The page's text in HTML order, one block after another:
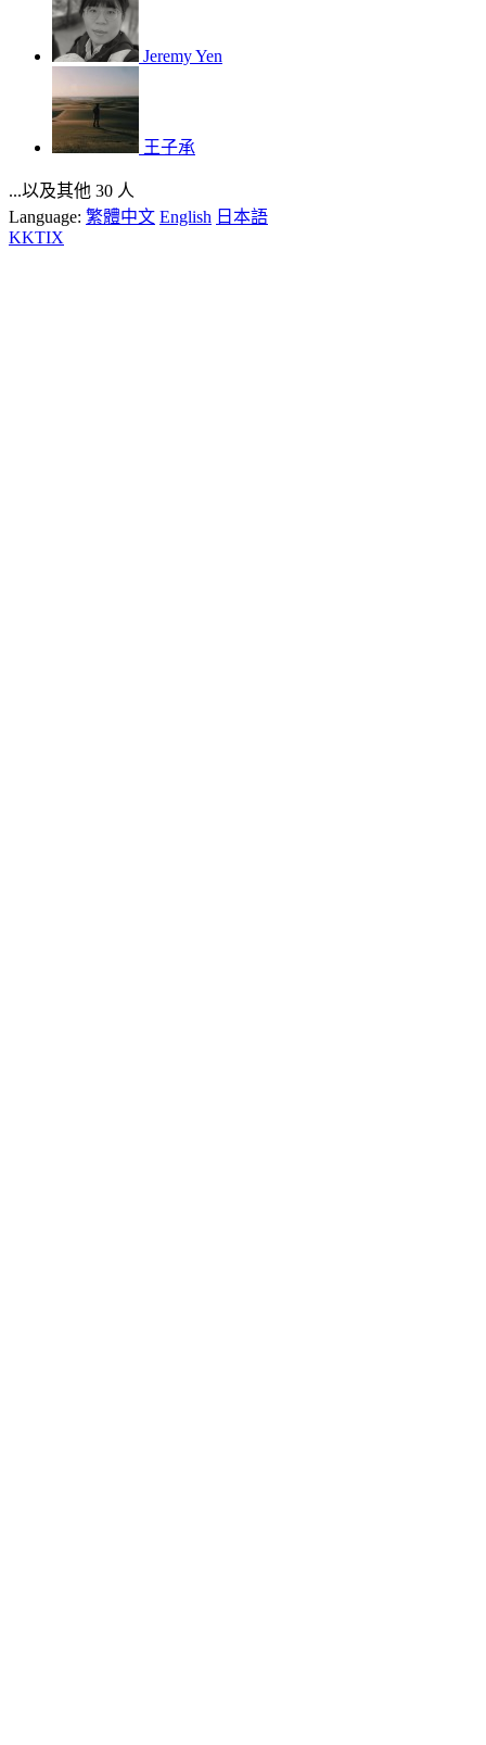
Jeremy Yen
王子承
...以及其他 30 人
Language: 繁體中文 English 日本語
KKTIX